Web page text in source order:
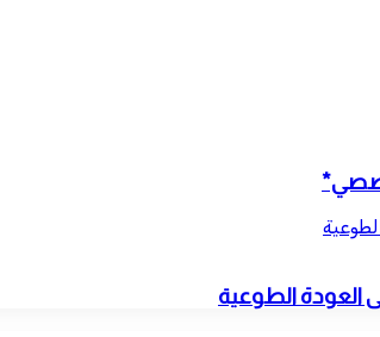
العودة الطوعية